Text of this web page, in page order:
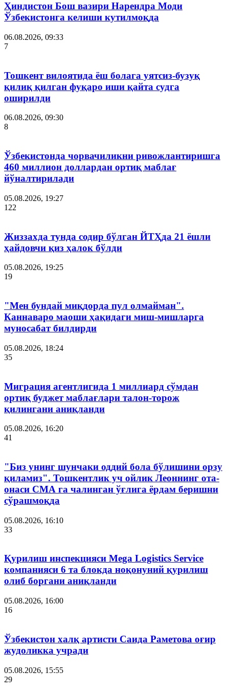
Ҳиндистон Бош вазири Нарендра Моди
Ўзбекистонга келиши кутилмоқда
06.08.2026, 09:33
7
Тошкент вилоятида ёш болага уятсиз-бузуқ
қилиқ қилган фуқаро иши қайта судга
оширилди
06.08.2026, 09:30
8
Ўзбекистонда чорвачиликни ривожлантиришга
460 миллион доллардан ортиқ маблағ
йўналтирилади
05.08.2026, 19:27
122
Жиззахда тунда содир бўлган ЙТҲда 21 ёшли
ҳайдовчи қиз ҳалок бўлди
05.08.2026, 19:25
19
"Мен бундай миқдорда пул олмайман".
Каннаваро маоши ҳақидаги миш-мишларга
муносабат билдирди
05.08.2026, 18:24
35
Миграция агентлигида 1 миллиард сўмдан
ортиқ буджет маблағлари талон-торож
қилингани аниқланди
05.08.2026, 16:20
41
"Биз унинг шунчаки оддий бола бўлишини орзу
қиламиз". Тошкентлик уч ойлик Леоннинг ота-
онаси СМА га чалинган ўғлига ёрдам беришни
сўрашмоқда
05.08.2026, 16:10
33
Қурилиш инспекцияси Мega Logistics Service
компанияси 6 та блокда ноқонуний қурилиш
олиб боргани аниқланди
05.08.2026, 16:00
16
Ўзбекистон халқ артисти Саида Раметова оғир
жудоликка учради
05.08.2026, 15:55
29